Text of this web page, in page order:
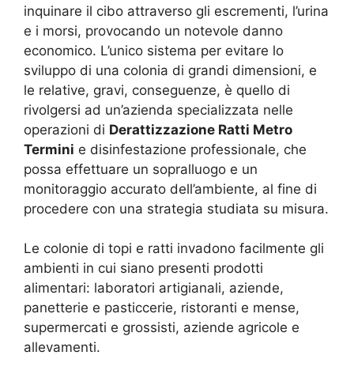
inquinare il cibo attraverso gli escrementi, l’urina
e i morsi, provocando un notevole danno
economico. L’unico sistema per evitare lo
sviluppo di una colonia di grandi dimensioni, e
le relative, gravi, conseguenze, è quello di
rivolgersi ad un’azienda specializzata nelle
operazioni di Derattizzazione Ratti Metro
Termini e disinfestazione professionale, che
possa effettuare un sopralluogo e un
monitoraggio accurato dell’ambiente, al fine di
procedere con una strategia studiata su misura.
Le colonie di topi e ratti invadono facilmente gli
ambienti in cui siano presenti prodotti
alimentari: laboratori artigianali, aziende,
panetterie e pasticcerie, ristoranti e mense,
supermercati e grossisti, aziende agricole e
allevamenti.